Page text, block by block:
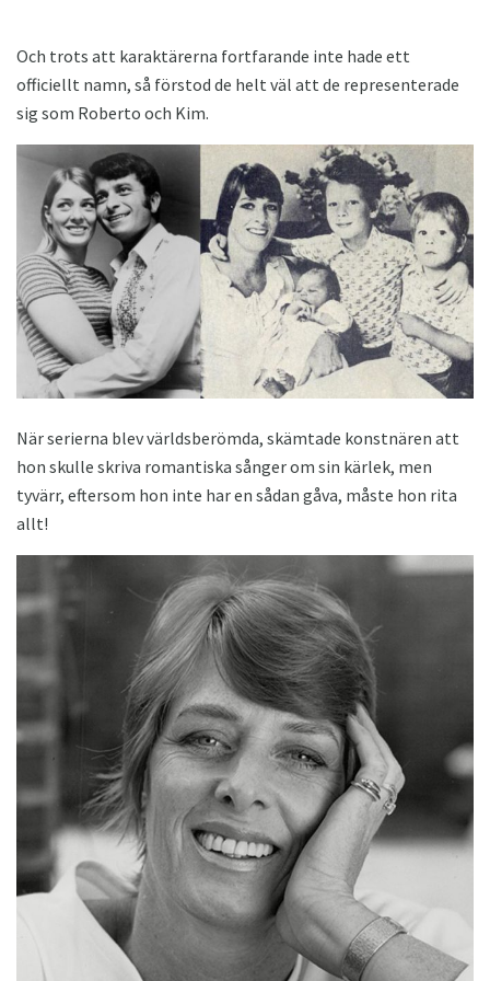
Och trots att karaktärerna fortfarande inte hade ett
officiellt namn, så förstod de helt väl att de representerade
sig som Roberto och Kim.
När serierna blev världsberömda, skämtade konstnären att
hon skulle skriva romantiska sånger om sin kärlek, men
tyvärr, eftersom hon inte har en sådan gåva, måste hon rita
allt!